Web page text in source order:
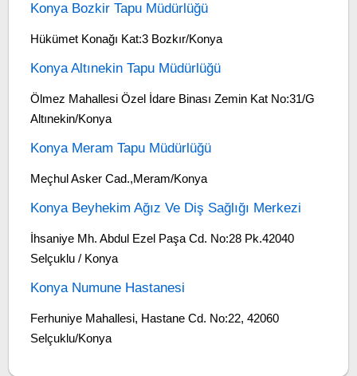
Konya Bozkir Tapu Müdürlüğü
Hükümet Konağı Kat:3 Bozkır/Konya
Konya Altınekin Tapu Müdürlüğü
Ölmez Mahallesi Özel İdare Binası Zemin Kat No:31/G
Altınekin/Konya
Konya Meram Tapu Müdürlüğü
Meçhul Asker Cad.,Meram/Konya
Konya Beyhekim Ağız Ve Diş Sağlığı Merkezi
İhsaniye Mh. Abdul Ezel Paşa Cd. No:28 Pk.42040
Selçuklu / Konya
Konya Numune Hastanesi
Ferhuniye Mahallesi, Hastane Cd. No:22, 42060
Selçuklu/Konya